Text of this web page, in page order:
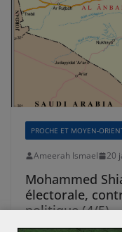
PROCHE ET MOYEN-
Ameerah Ismael 20
Mohammed
électorale,
politique (4/5)